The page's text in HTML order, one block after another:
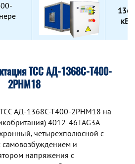
1368
кВт
ТСС АД-1368С-Т400-
2РНМ18
АД-1368С-Т400-2РНМ18 на
4012-46TAG3A -
четырехполюсной с
и
напряжения с